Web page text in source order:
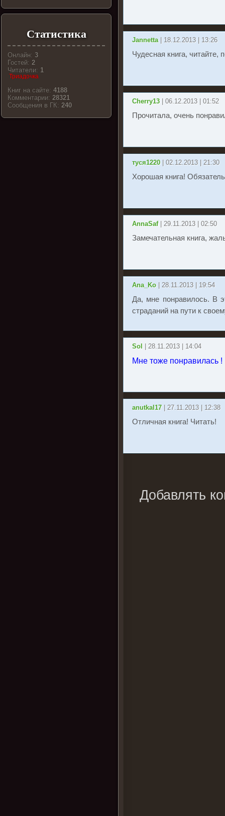
Статистика
Онлайн:3
Гостей:2
Читатели: 1
Триадочка
Книг на сайте:4188
Комментарии:28321
Cообщения в ГК:240
Jannetta | 18.12.2013 | 13:26
Чудесная книга, читайте,
Cherry13 | 06.12.2013 | 01:52
Прочитала, очень
туся1220 | 02.12.2013 | 21:30
Хорошая книга!
AnnaSaf | 29.11.2013 | 02:50
Замечательная книга,
Ana_Ko | 28.11.2013 | 19:54
Да, мне понравилось. В
страданий на пути к
Sol | 28.11.2013 | 14:04
Мне тоже понравилась !
anutkal17 | 27.11.2013 | 12:38
Отличная книга! Читать!
Добавлять